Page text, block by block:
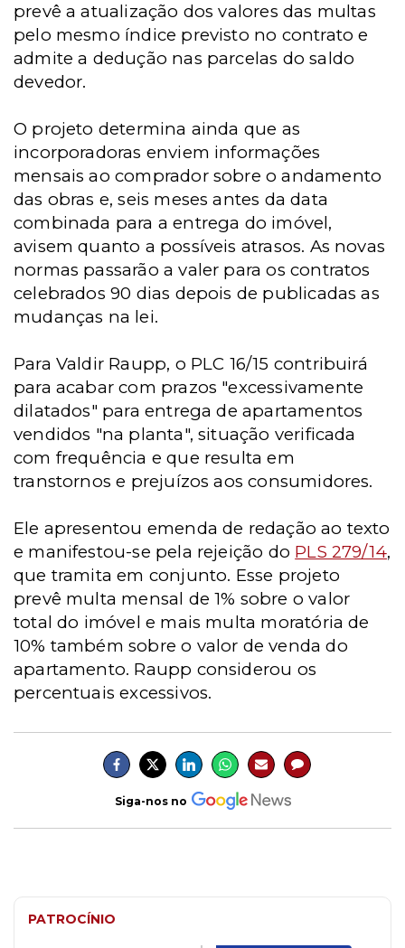
prevê a atualização dos valores das multas
pelo mesmo índice previsto no contrato e
admite a dedução nas parcelas do saldo
devedor.
O projeto determina ainda que as
incorporadoras enviem informações
mensais ao comprador sobre o andamento
das obras e, seis meses antes da data
combinada para a entrega do imóvel,
avisem quanto a possíveis atrasos. As novas
normas passarão a valer para os contratos
celebrados 90 dias depois de publicadas as
mudanças na lei.
Para Valdir Raupp, o PLC 16/15 contribuirá
para acabar com prazos "excessivamente
dilatados" para entrega de apartamentos
vendidos "na planta", situação verificada
com frequência e que resulta em
transtornos e prejuízos aos consumidores.
Ele apresentou emenda de redação ao texto
e manifestou-se pela rejeição do PLS 279/14,
que tramita em conjunto. Esse projeto
prevê multa mensal de 1% sobre o valor
total do imóvel e mais multa moratória de
10% também sobre o valor de venda do
apartamento. Raupp considerou os
percentuais excessivos.
Siga-nos no
PATROCÍNIO